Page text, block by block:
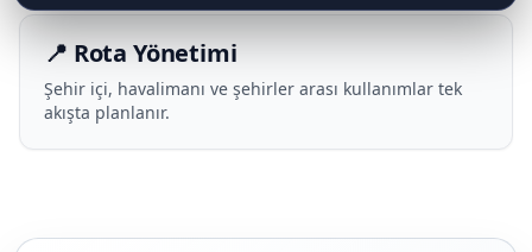
📍 Rota Yönetimi
Şehir içi, havalimanı ve şehirler arası kullanımlar tek
akışta planlanır.